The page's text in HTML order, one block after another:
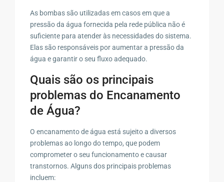
As bombas são utilizadas em casos em que a
pressão da água fornecida pela rede pública não é
suficiente para atender às necessidades do sistema.
Elas são responsáveis por aumentar a pressão da
água e garantir o seu fluxo adequado.
Quais são os principais
problemas do Encanamento
de Água?
O encanamento de água está sujeito a diversos
problemas ao longo do tempo, que podem
comprometer o seu funcionamento e causar
transtornos. Alguns dos principais problemas
incluem: